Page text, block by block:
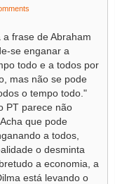
a frase de Abraham
se enganar a
todo e a todos por
mas não se pode
o tem­po todo."
PT parece não
que pode
a todos,
o desminta
a economia, a
está levando o